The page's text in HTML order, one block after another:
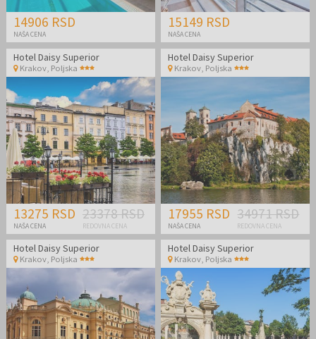
14906 RSD
NAŠA CENA
15149 RSD
NAŠA CENA
Hotel Daisy Superior
Krakov, Poljska
13275 RSD
NAŠA CENA
23378 RSD
REDOVNA CENA
Hotel Daisy Superior
Krakov Poljska
17955 RSD
NAŠA CENA
34971 RSD
REDOVNA CENA
Hotel Daisy Superior
Krakov, Poljska
Hotel Daisy Superior
Krakov, Poljska